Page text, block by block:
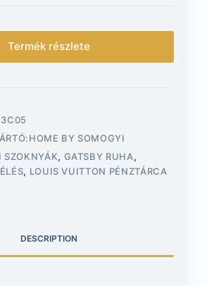
Termék részlete
BY SOMOGYI
SZOKNYÁK, GATSBY RUHA,
, LOUIS VUITTON PÉNZTÁRCA
DESCRIPTION